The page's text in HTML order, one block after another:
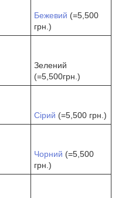
Бежевий (=5,500
грн.)
Зелений
(=5,500грн.)
Сірий (=5,500 грн.)
Чорний (=5,500
грн.)